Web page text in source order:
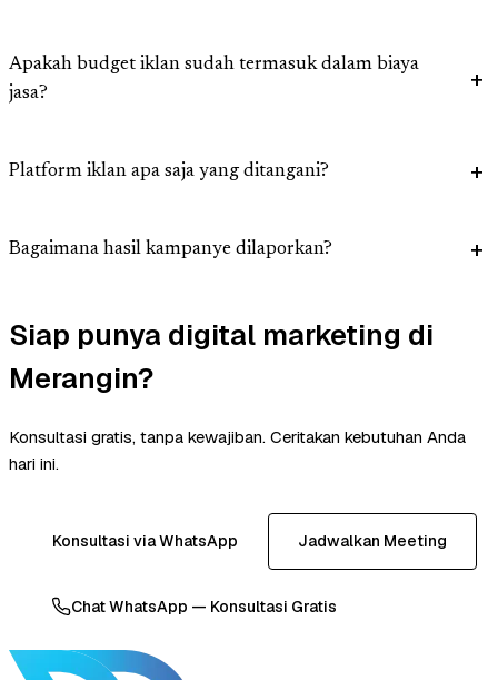
Apakah budget iklan sudah termasuk dalam biaya
jasa?
Platform iklan apa saja yang ditangani?
Bagaimana hasil kampanye dilaporkan?
Siap punya digital marketing di
Merangin?
Konsultasi gratis, tanpa kewajiban. Ceritakan kebutuhan Anda
hari ini.
Konsultasi via WhatsApp Jadwalkan Meeting
Chat WhatsApp — Konsultasi Gratis